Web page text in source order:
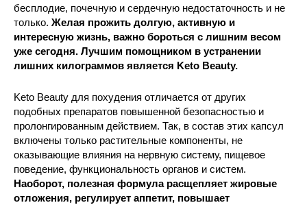
бесплодие, почечную и сердечную недостаточность и не
только. Желая прожить долгую, активную и
интересную жизнь, важно бороться с лишним весом
уже сегодня. Лучшим помощником в устранении
лишних килограммов является Keto Beauty.
Keto Beauty для похудения отличается от других
подобных препаратов повышенной безопасностью и
пролонгированным действием. Так, в состав этих капсул
включены только растительные компоненты, не
оказывающие влияния на нервную систему, пищевое
поведение, функциональность органов и систем.
Наоборот, полезная формула расщепляет жировые
отложения, регулирует аппетит, повышает